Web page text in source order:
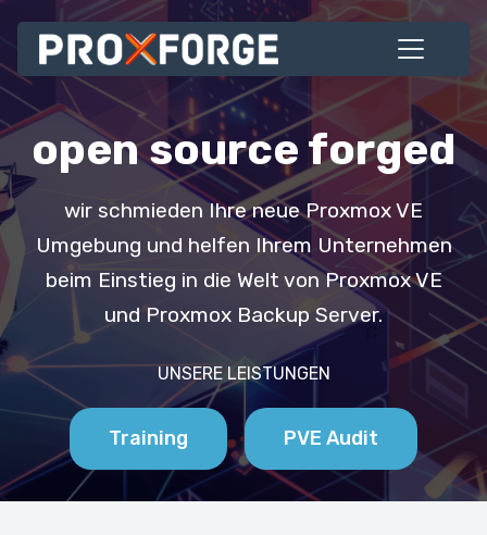
open source forged
wir schmieden Ihre neue Proxmox VE
Umgebung und helfen Ihrem Unternehmen
beim Einstieg in die Welt von Proxmox VE
und Proxmox Backup Server.
UNSERE LEISTUNGEN
Training PVE Audit